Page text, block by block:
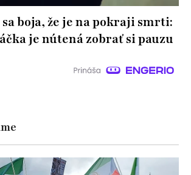
boja, že je na pokraji smrti:
je nútená zobrať si pauzu